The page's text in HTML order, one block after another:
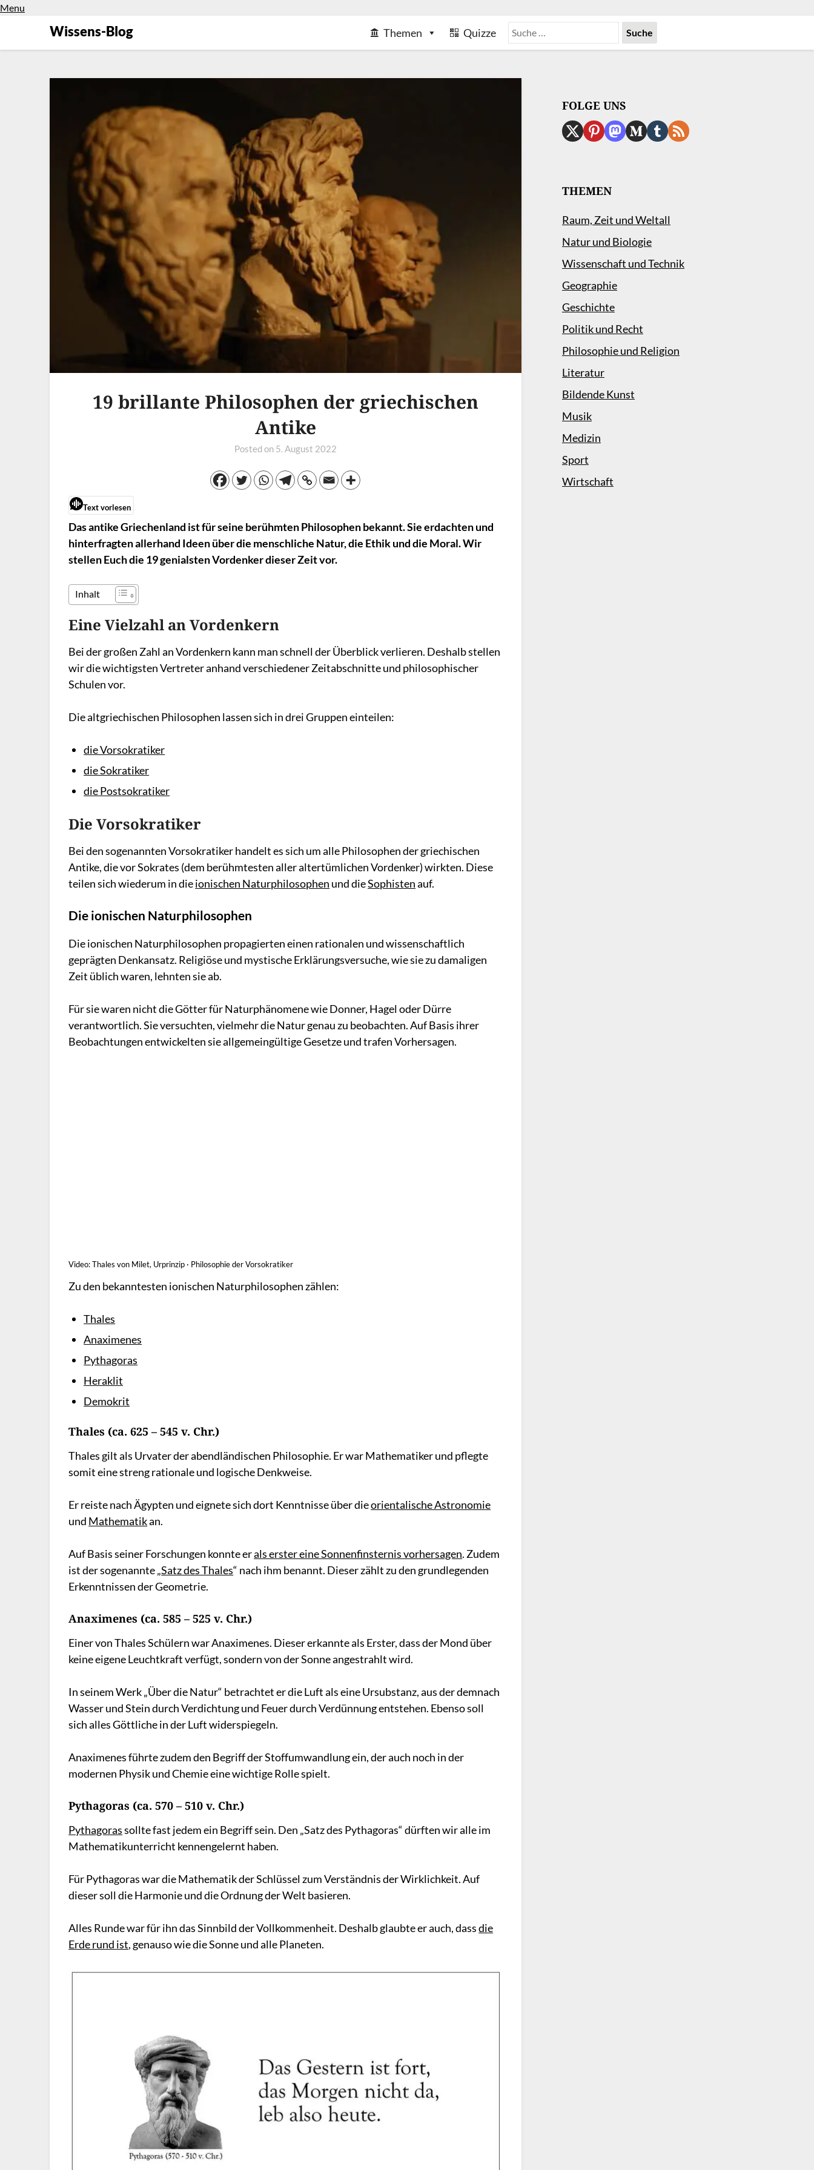
Menu
Wissens-Blog Themen Quizze
19 brillante Philosophen der griechischen
Antike
Posted on 5. August 2022
Text vorlesen
Das antike Griechenland ist für seine berühmten Philosophen bekannt. Sie erdachten und
hinterfragten allerhand Ideen über die menschliche Natur, die Ethik und die Moral. Wir
stellen Euch die 19 genialsten Vordenker dieser Zeit vor.
Inhalt
Eine Vielzahl an Vordenkern
Bei der großen Zahl an Vordenkern kann man schnell der Überblick verlieren. Deshalb stellen
wir die wichtigsten Vertreter anhand verschiedener Zeitabschnitte und philosophischer
Schulen vor.
Die altgriechischen Philosophen lassen sich in drei Gruppen einteilen:
die Vorsokratiker
die Sokratiker
die Postsokratiker
Die Vorsokratiker
Bei den sogenannten Vorsokratiker handelt es sich um alle Philosophen der griechischen
Antike, die vor Sokrates (dem berühmtesten aller altertümlichen Vordenker) wirkten. Diese
teilen sich wiederum in dieionischen Naturphilosophen und dieSophistenauf.
Die ionischen Naturphilosophen
Die ionischen Naturphilosophen propagierten einen rationalen und wissenschaftlich
geprägten Denkansatz. Religiöse und mystische Erklärungsversuche, wie sie zu damaligen
Zeit üblich waren, lehnten sie ab.
Für sie waren nicht die Götter für Naturphänomene wie Donner, Hagel oder Dürre
verantwortlich. Sie versuchten, vielmehr die Natur genau zu beobachten. Auf Basis ihrer
Beobachtungen entwickelten sie allgemeingültige Gesetze und trafen Vorhersagen.
Video: Thales von Milet, Urprinzip · Philosophie der Vorsokratiker
Zu den bekanntesten ionischen Naturphilosophen zählen:
Thales
Anaximenes
Pythagoras
Heraklit
Demokrit
Thales (ca. 625 – 545 v. Chr.)
Thales gilt als Urvater der abendländischen Philosophie. Er war Mathematiker und pflegte
somit eine streng rationale und logische Denkweise.
Er reiste nach Ägypten und eignete sich dort Kenntnisse über dieorientalische Astronomie
und Mathematikan.
Auf Basis seiner Forschungen konnte erals erster eine Sonnenfinsternis vorhersagen. Zudem
ist der sogenannte „Satz des Thales“ nach ihm benannt. Dieser zählt zu den grundlegenden
Erkenntnissen der Geometrie.
Anaximenes (ca. 585 – 525 v. Chr.)
Einer von Thales Schülern war Anaximenes. Dieser erkannte als Erster, dass der Mond über
keine eigene Leuchtkraft verfügt, sondern von der Sonne angestrahlt wird.
In seinem Werk „Über die Natur“ betrachtet er die Luft als eine Ursubstanz, aus der demnach
Wasser und Stein durch Verdichtung und Feuer durch Verdünnung entstehen. Ebenso soll
sich alles Göttliche in der Luft widerspiegeln.
Anaximenes führte zudem den Begriff der Stoffumwandlung ein, der auch noch in der
modernen Physik und Chemie eine wichtige Rolle spielt.
Pythagoras (ca. 570 – 510 v. Chr.)
Pythagorassollte fast jedem ein Begriff sein. Den „Satz des Pythagoras“ dürften wir alle im
Mathematikunterricht kennengelernt haben.
Für Pythagoras war die Mathematik der Schlüssel zum Verständnis der Wirklichkeit. Auf
dieser soll die Harmonie und die Ordnung der Welt basieren.
Alles Runde war für ihn das Sinnbild der Vollkommenheit. Deshalb glaubte er auch, dassdie
Erde rund ist, genauso wie die Sonne und alle Planeten.
FOLGE UNS
THEMEN
Raum, Zeit und Weltall
Natur und Biologie
Wissenschaft und Technik
Geographie
Geschichte
Politik und Recht
Philosophie und Religion
Literatur
Bildende Kunst
Musik
Medizin
Sport
Wirtschaft